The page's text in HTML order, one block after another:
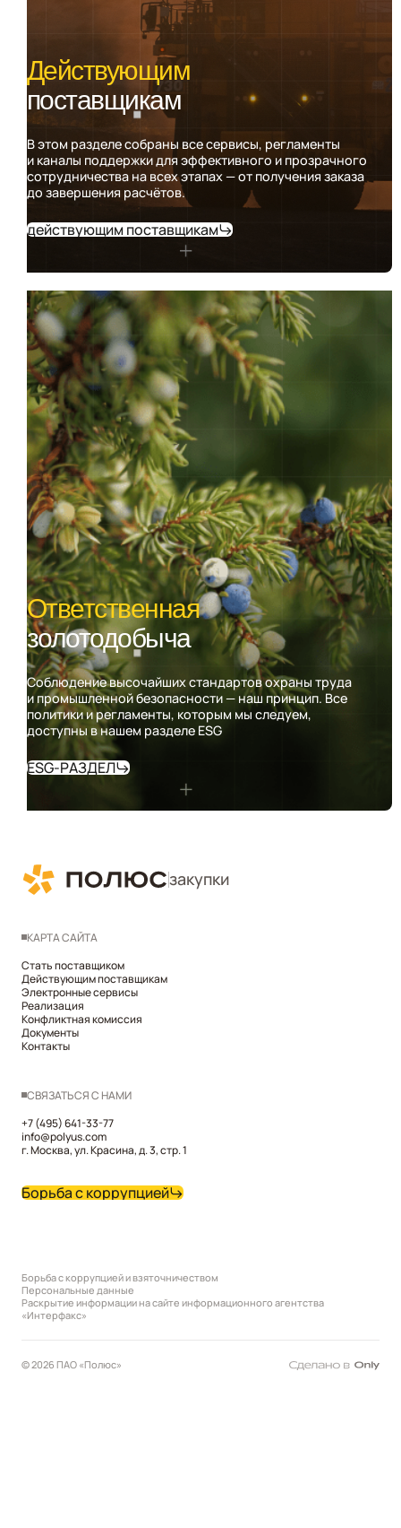
Действующим
поставщикам
В этом разделе собраны все сервисы, регламенты
и каналы поддержки для эффективного и прозрачного
сотрудничества на всех этапах — от получения заказа
до завершения расчётов.
действующим поставщикам
Ответственная
золотодобыча
Соблюдение высочайших стандартов охраны труда
и промышленной безопасности — наш принцип. Все
политики и регламенты, которым мы следуем,
доступны в нашем разделе ESG
ESG-РАЗДЕЛ
закупки
КАРТА САЙТА
Стать поставщиком
Действующим поставщикам
Электронные сервисы
Реализация
Конфликтная комиссия
Документы
Контакты
СВЯЗАТЬСЯ С НАМИ
+7 (495) 641-33-77
info@polyus.com
г. Москва, ул. Красина, д. 3, стр. 1
Борьба с коррупцией
Борьба с коррупцией и взяточничеством
Персональные данные
Раскрытие информации на сайте информационного агентства
«Интерфакс»
© 2026 ПАО «Полюс»